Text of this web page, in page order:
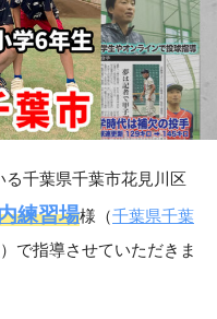
千葉県千葉市花見川区
練習場様（千葉県千葉
）で指導させていただきま